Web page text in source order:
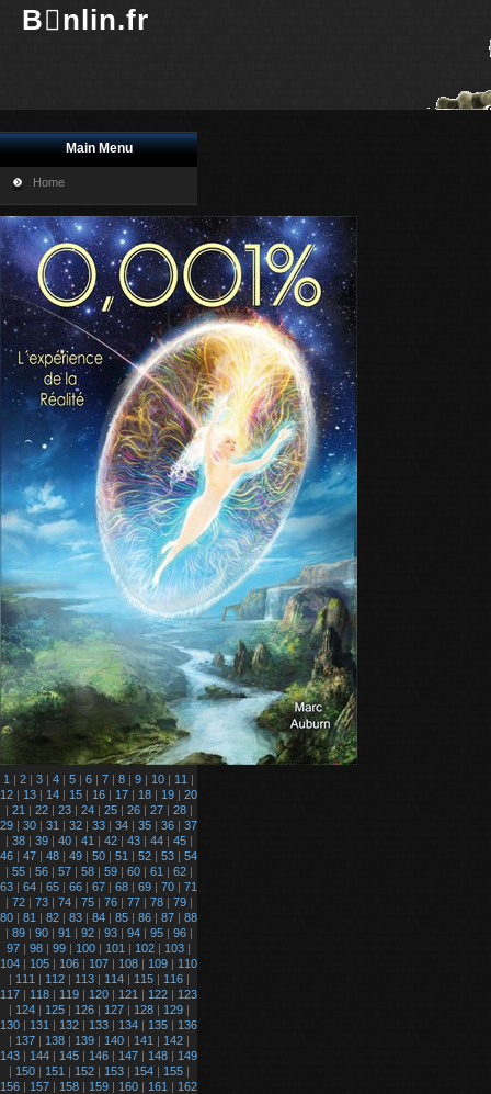
Bnlin.fr
Main Menu
Home
1 | 2 | 3 | 4 | 5 | 6 | 7 | 8 | 9 | 10 | 11 |
12 | 13 | 14 | 15 | 16 | 17 | 18 | 19 | 20
| 21 | 22| 23| 24| 25| 26| 27| 28|
29 | 30 | 31 | 32 | 33 | 34 | 35 | 36 | 37
| 38| 39| 40| 41 | 42| 43| 44| 45|
46 | 47 | 48 | 49 | 50 | 51 | 52 | 53 | 54
| 55| 56| 57| 58| 59| 60| 61 | 62|
63 | 64 | 65 | 66 | 67 | 68 | 69 | 70 | 71
| 72| 73| 74| 75| 76| 77| 78| 79|
80 | 81 | 82 | 83 | 84 | 85 | 86 | 87 | 88
| 89| 90| 91 | 92| 93| 94| 95| 96|
97 | 98 | 99 | 100 | 101 | 102 | 103 |
104 | 105 | 106 | 107 | 108 | 109 | 110
| 111 | 112| 113| 114| 115| 116|
117 | 118 | 119 | 120 | 121 | 122 | 123
| 124| 125| 126| 127| 128| 129|
130 | 131 | 132 | 133 | 134 | 135 | 136
| 137| 138| 139| 140| 141 | 142|
143 | 144 | 145 | 146 | 147 | 148 | 149
| 150| 151 | 152| 153| 154| 155|
156 | 157 | 158 | 159 | 160 | 161 | 162